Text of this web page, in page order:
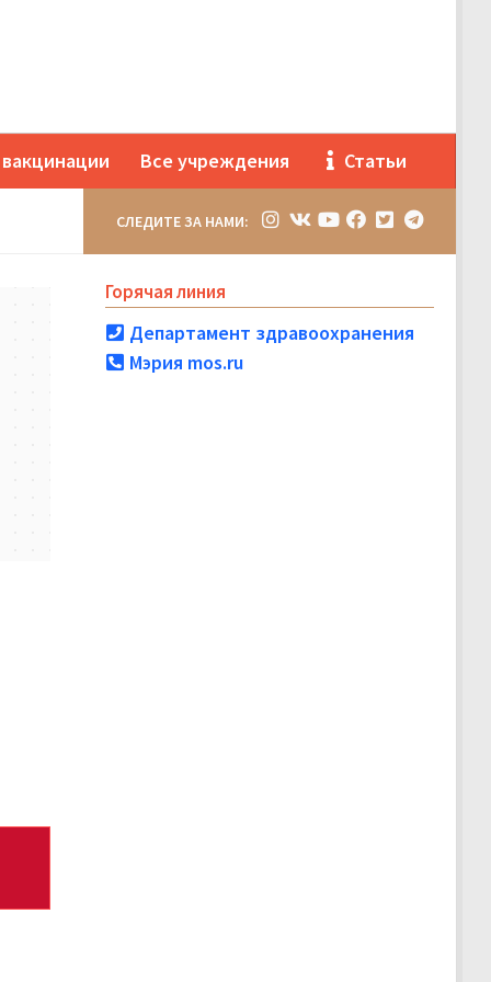
Все учреждения Статьи
СЛЕДИТЕ ЗА НАМИ:
Горячая линия
Департамент здравоохранения
Мэрия mos.ru